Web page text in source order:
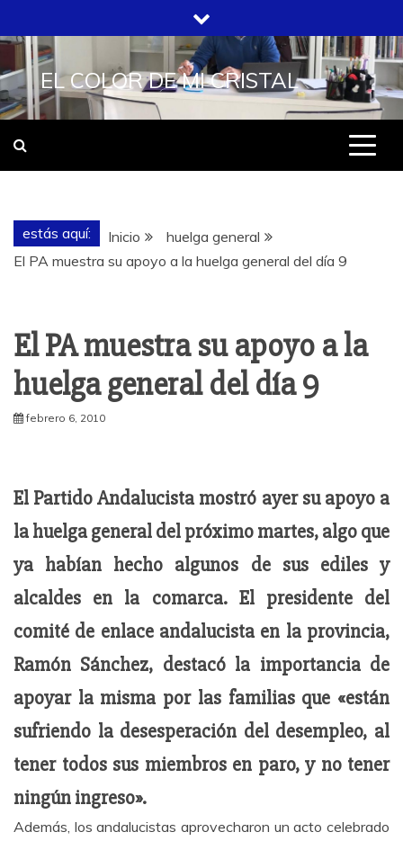
al
contenido
EL COLOR DE MI CRISTAL
estás aquí: Inicio
huelga general
El PA muestra su apoyo a la huelga general del día 9
El PA muestra su apoyo a la
huelga general del día 9
febrero 6, 2010
El Partido Andalucista mostró ayer su apoyo a
la huelga general del próximo martes, algo que
ya habían hecho algunos de sus ediles y
alcaldes en la comarca. El presidente del
comité de enlace andalucista en la provincia,
Ramón Sánchez, destacó la importancia de
apoyar la misma por las familias que «están
sufriendo la desesperación del desempleo, al
tener todos sus miembros en paro, y no tener
ningún ingreso».
Además, los andalucistas aprovecharon un acto celebrado